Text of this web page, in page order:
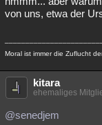
von uns, etwa der
Moral ist immer die Zuflucht
kitara
ehemaliges
@senedjem